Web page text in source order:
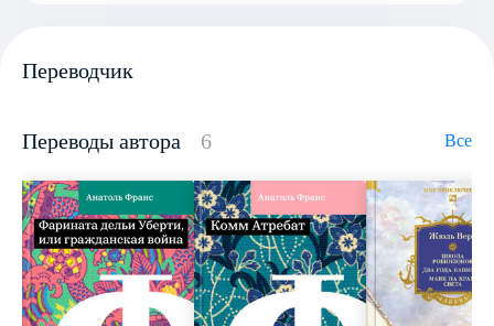
Переводчик
Переводы автора 6 Все